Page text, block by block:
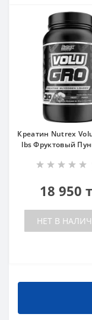
Креатин Nutrex
lbs Фруктовый
18 950
НЕТ В